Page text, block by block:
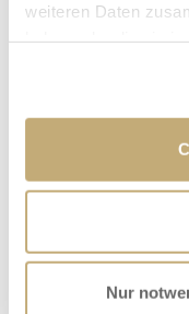
weiteren Daten
Nur